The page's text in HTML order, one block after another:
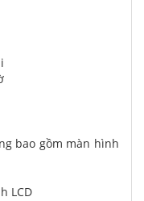
bao gồm màn hình
LCD